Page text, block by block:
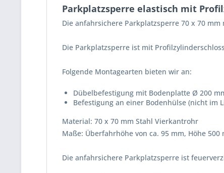
Parkplatzsperre elastisch mit
Die anfahrsichere Parkplatzsperre 70 x 70
Die Parkplatzsperre ist mit
Folgende Montagearten bieten wir an:
Dübelbefestigung mit Bodenplatte Ø 200
Befestigung an einer Bodenhülse (nicht im
Material: 70 x 70 mm Stahl Vierkantrohr
Maße: Überfahrhöhe von ca. 95 mm, Höhe
Die anfahrsichere Parkplatzsperre ist